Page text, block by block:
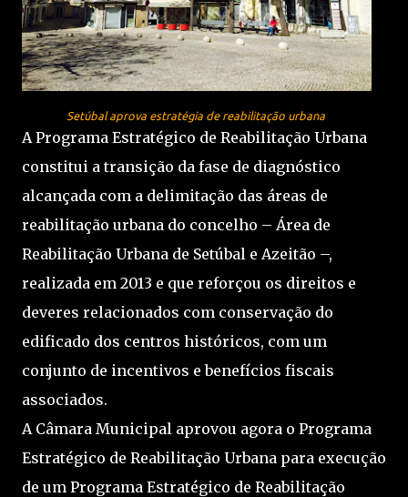
Setúbal aprova estratégia de reabilitação urbana
A Programa Estratégico de Reabilitação Urbana
constitui a transição da fase de diagnóstico
alcançada com a delimitação das áreas de
reabilitação urbana do concelho – Área de
Reabilitação Urbana de Setúbal e Azeitão –,
realizada em 2013 e que reforçou os direitos e
deveres relacionados com conservação do
edificado dos centros históricos, com um
conjunto de incentivos e benefícios fiscais
associados.
A Câmara Municipal aprovou agora o Programa
Estratégico de Reabilitação Urbana para execução
de um Programa Estratégico de Reabilitação